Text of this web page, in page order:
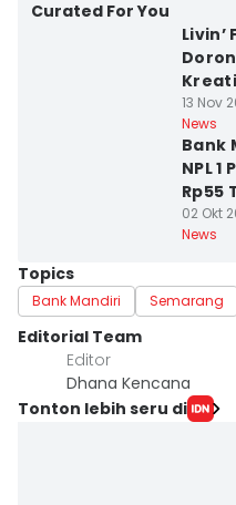
Curated For You
13 Nov
News
Bank
NPL
Rp55
02 Okt
News
Topics
Bank Mandiri Semarang
Editorial Team
Editor
Dhana Kencana
Tonton lebih seru di